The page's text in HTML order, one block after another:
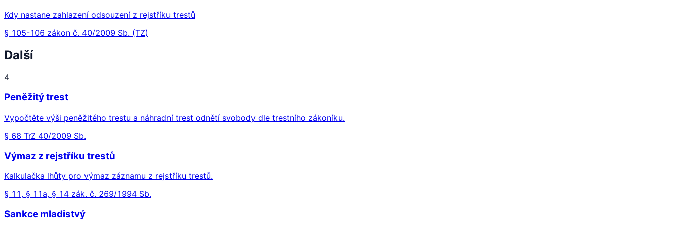
Kdy nastane zahlazení odsouzení z rejstříku trestů
§ 105-106 zákon č. 40/2009 Sb. (TZ)
Další
4
Peněžitý trest
Vypočtěte výši peněžitého trestu a náhradní trest odnětí svobody dle trestního zákoníku.
§ 68 TrZ 40/2009 Sb.
Výmaz z rejstříku trestů
Kalkulačka lhůty pro výmaz záznamu z rejstříku trestů.
§ 11, § 11a, § 14 zák. č. 269/1994 Sb.
Sankce mladistvý